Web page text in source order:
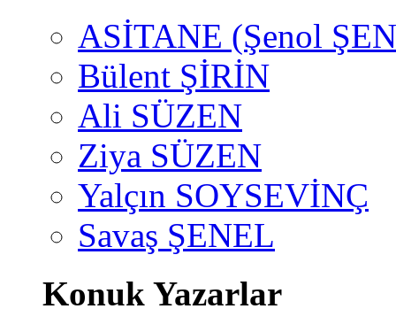
ASİTANE (Şenol
Bülent ŞİRİN
Ali SÜZEN
Ziya SÜZEN
Yalçın SOYSEVİNÇ
Savaş ŞENEL
Konuk Yazarlar